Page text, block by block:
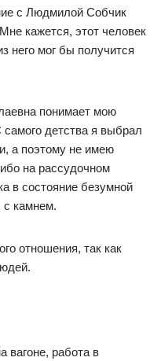
с Людмилой Собчик
кажется, этот человек
него мог бы получится
понимает мою
детства я выбрал
а поэтому не имею
на рассудочном
в состояние безумной
камнем.
отношения, так как
вагоне, работа в